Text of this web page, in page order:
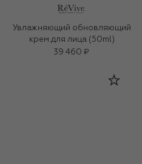
Увлажняющий обновляющий
крем для лица (50ml)
39 460 ₽